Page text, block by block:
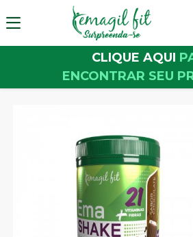
CLIQUE AQUI
ENCONTRAR SEU